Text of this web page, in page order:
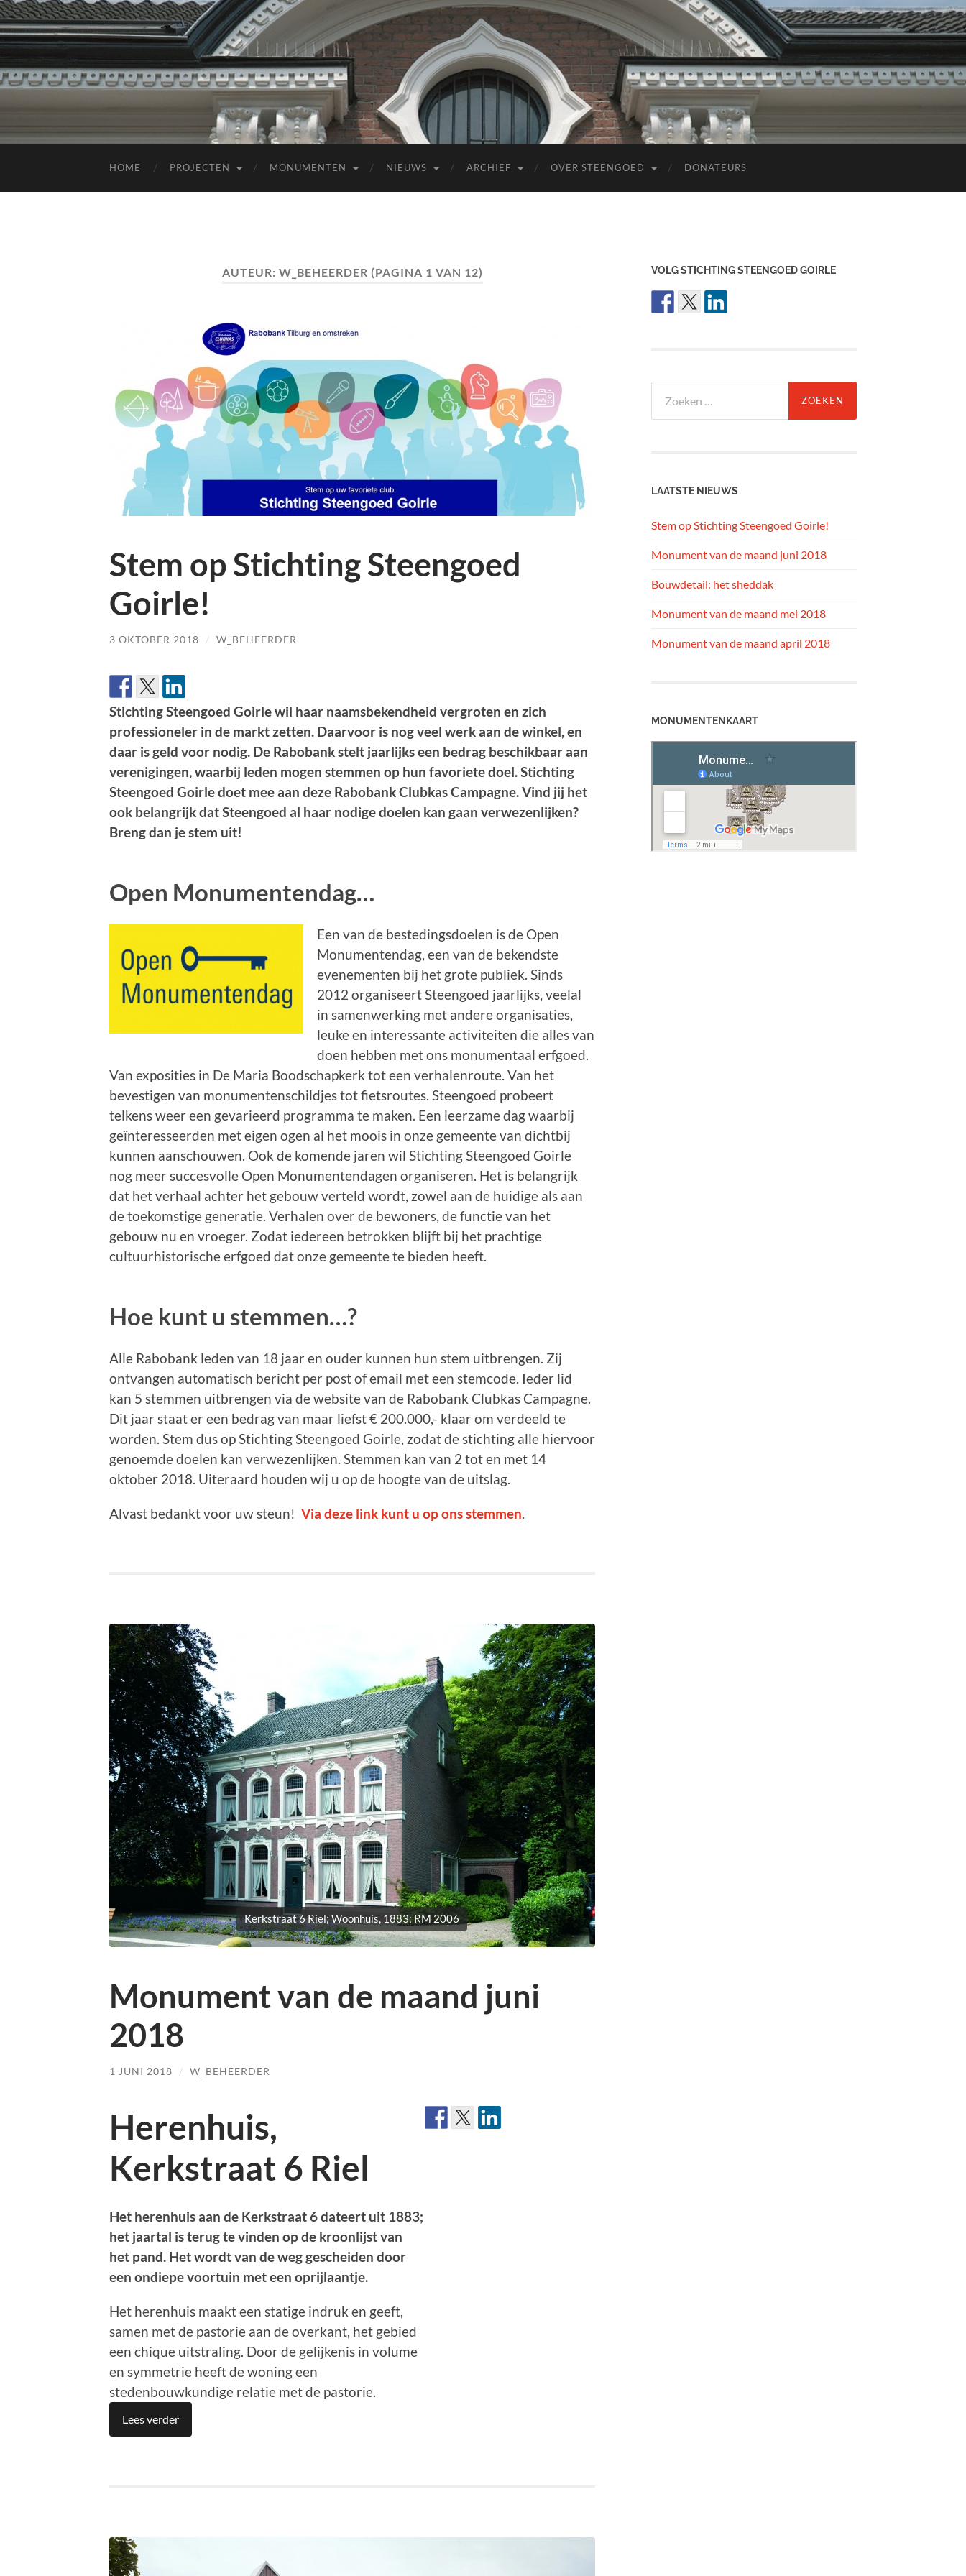
HOME PROJECTEN MONUMENTEN NIEUWS ARCHIEF OVER STEENGOED DONATEURS
AUTEUR: W_BEHEERDER (PAGINA 1 VAN 12)
Stem op Stichting Steengoed
Goirle!
3 OKTOBER 2018 / W_BEHEERDER
Stichting Steengoed Goirle wil haar naamsbekendheid vergroten en zich
professioneler in de markt zetten. Daarvoor is nog veel werk aan de winkel, en
daar is geld voor nodig. De Rabobank stelt jaarlijks een bedrag beschikbaar aan
verenigingen, waarbij leden mogen stemmen op hun favoriete doel. Stichting
Steengoed Goirle doet mee aan deze Rabobank Clubkas Campagne. Vind jij het
ook belangrijk dat Steengoed al haar nodige doelen kan gaan verwezenlijken?
Breng dan je stem uit!
Open Monumentendag…
Een van de bestedingsdoelen is de Open
Monumentendag, een van de bekendste
evenementen bij het grote publiek. Sinds
2012 organiseert Steengoed jaarlijks, veelal
in samenwerking met andere organisaties,
leuke en interessante activiteiten die alles van
doen hebben met ons monumentaal erfgoed.
Van exposities in De Maria Boodschapkerk tot een verhalenroute. Van het
bevestigen van monumentenschildjes tot fietsroutes. Steengoed probeert
telkens weer een gevarieerd programma te maken. Een leerzame dag waarbij
geïnteresseerden met eigen ogen al het moois in onze gemeente van dichtbij
kunnen aanschouwen. Ook de komende jaren wil Stichting Steengoed Goirle
nog meer succesvolle Open Monumentendagen organiseren. Het is belangrijk
dat het verhaal achter het gebouw verteld wordt, zowel aan de huidige als aan
de toekomstige generatie. Verhalen over de bewoners, de functie van het
gebouw nu en vroeger. Zodat iedereen betrokken blijft bij het prachtige
cultuurhistorische erfgoed dat onze gemeente te bieden heeft.
Hoe kunt u stemmen…?
Alle Rabobank leden van 18 jaar en ouder kunnen hun stem uitbrengen. Zij
ontvangen automatisch bericht per post of email met een stemcode. Ieder lid
kan 5 stemmen uitbrengen via de website van de Rabobank Clubkas Campagne.
Dit jaar staat er een bedrag van maar liefst € 200.000,- klaar om verdeeld te
worden. Stem dus op Stichting Steengoed Goirle, zodat de stichting alle hiervoor
genoemde doelen kan verwezenlijken. Stemmen kan van 2 tot en met 14
oktober 2018. Uiteraard houden wij u op de hoogte van de uitslag.
Alvast bedankt voor uw steun! Via deze link kunt u op ons stemmen.
Kerkstraat 6 Riel; Woonhuis, 1883; RM 2006
Monument van de maand juni
2018
1 JUNI 2018 / W_BEHEERDER
Herenhuis,
Kerkstraat 6 Riel
Het herenhuis aan de Kerkstraat 6 dateert uit 1883;
het jaartal is terug te vinden op de kroonlijst van
het pand. Het wordt van de weg gescheiden door
een ondiepe voortuin met een oprijlaantje.
Het herenhuis maakt een statige indruk en geeft,
samen met de pastorie aan de overkant, het gebied
een chique uitstraling. Door de gelijkenis in volume
en symmetrie heeft de woning een
stedenbouwkundige relatie met de pastorie.
Lees verder
VOLG STICHTING STEENGOED GOIRLE
naar:
LAATSTE NIEUWS
Stem op Stichting Steengoed Goirle!
Monument van de maand juni 2018
Bouwdetail: het sheddak
Monument van de maand mei 2018
Monument van de maand april 2018
MONUMENTENKAART